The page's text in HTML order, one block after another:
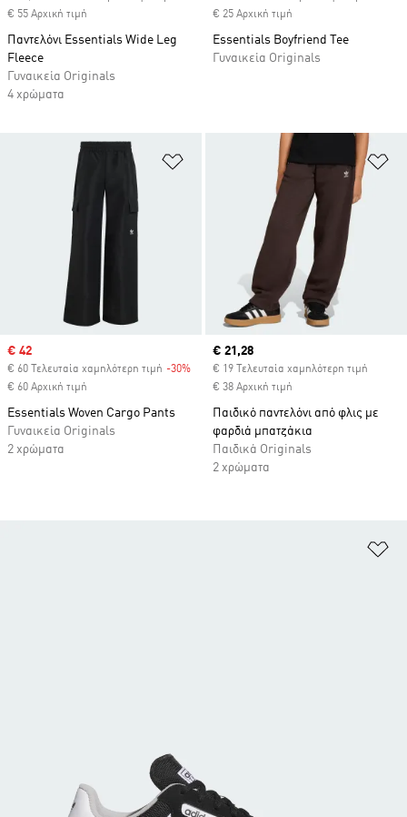
€ 55 Αρχική τιμή
Παντελόνι Essentials Wide Leg
Fleece
Γυναικεία Originals
4 χρώματα
€ 25 Αρχική τιμή
Essentials Boyfriend Tee
Γυναικεία Originals
Προσθήκη στη Λίστα Επιθυμιών
Sale price
€ 42
€ 60 Τελευταία χαμηλότερη τιμή -30% Discount
€ 60 Αρχική τιμή
Essentials Woven Cargo Pants
Γυναικεία Originals
2 χρώματα
Current price
€ 21,28
€ 19 Τελευταία χαμηλότερη τιμή
€ 38 Αρχική τιμή
Παιδικό παντελόνι από φλις με
φαρδιά μπατζάκια
Παιδικά Originals
2 χρώματα